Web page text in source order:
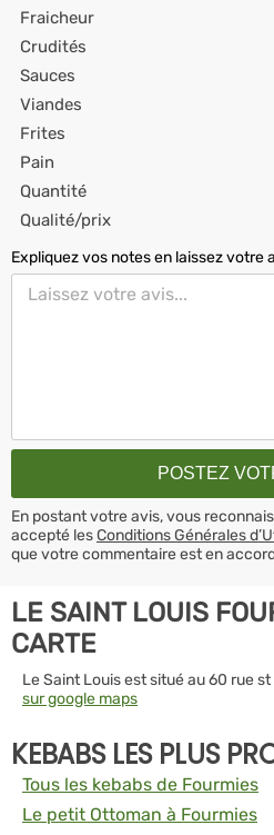
Fraicheur
Crudités
Sauces
Viandes
Frites
Pain
Quantité
Qualité/prix
Expliquez vos notes en laissez votre
En postant votre avis, vous
accepté lesConditions Générales
que votre commentaire est en
LE SAINT LOUIS
CARTE
Le Saint Louis est situé au 60 rue
sur google maps
KEBABS LES PLUS
Tous les kebabs de Fourmies
Le petit Ottoman à Fourmies